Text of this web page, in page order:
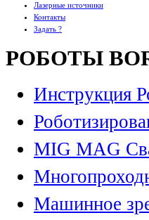
Лазерные источники
Контакты
Задать ?
РОБОТЫ
Инструкция
MIG MAG
Машинное